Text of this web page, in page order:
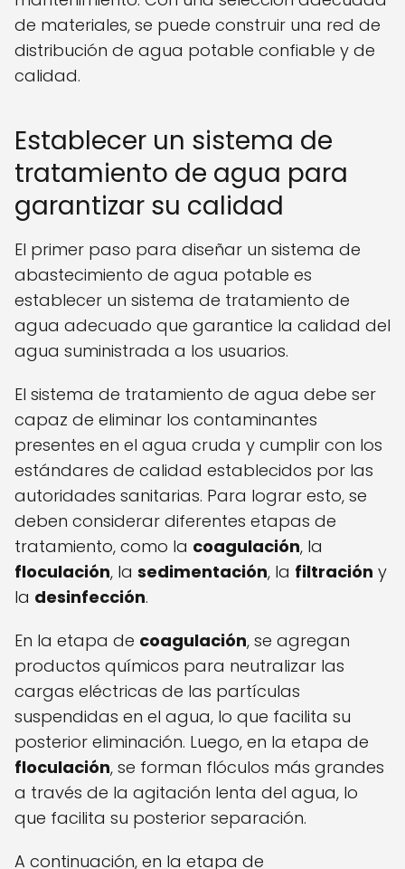
de materiales, se puede construir una red de
distribución de agua potable confiable y de
calidad.
Establecer un sistema de
tratamiento de agua para
garantizar su calidad
El primer paso para diseñar un sistema de
abastecimiento de agua potable es
establecer un sistema de tratamiento de
agua adecuado que garantice la calidad del
agua suministrada a los usuarios.
El sistema de tratamiento de agua debe ser
capaz de eliminar los contaminantes
presentes en el agua cruda y cumplir con los
estándares de calidad establecidos por las
autoridades sanitarias. Para lograr esto, se
deben considerar diferentes etapas de
tratamiento, como la coagulación, la
floculación, la sedimentación, la filtración y
la desinfección.
En la etapa de coagulación, se agregan
productos químicos para neutralizar las
cargas eléctricas de las partículas
suspendidas en el agua, lo que facilita su
posterior eliminación. Luego, en la etapa de
floculación, se forman flóculos más grandes
a través de la agitación lenta del agua, lo
que facilita su posterior separación.
A continuación, en la etapa de